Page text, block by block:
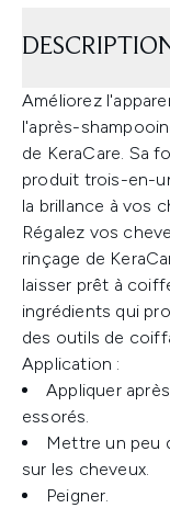
Améliorez
l'après-
de KeraCare. Sa
produit trois-en-
la brillance à vos
Régalez vos
rinçage de
laisser prêt à
ingrédients qui
des outils de
Application :
Appliquer
essorés.
Mettre un peu
sur les cheveux.
Peigner.